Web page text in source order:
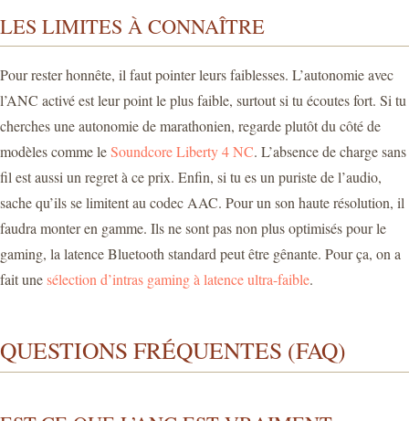
LES LIMITES À CONNAÎTRE
Pour rester honnête, il faut pointer leurs faiblesses. L’autonomie avec
l’ANC activé est leur point le plus faible, surtout si tu écoutes fort. Si tu
cherches une autonomie de marathonien, regarde plutôt du côté de
modèles comme leSoundcore Liberty 4 NC. L’absence de charge sans
fil est aussi un regret à ce prix. Enfin, si tu es un puriste de l’audio,
sache qu’ils se limitent au codec AAC. Pour un son haute résolution, il
faudra monter en gamme. Ils ne sont pas non plus optimisés pour le
gaming, la latence Bluetooth standard peut être gênante. Pour ça, on a
fait unesélection d’intras gaming à latence ultra-faible.
QUESTIONS FRÉQUENTES (FAQ)